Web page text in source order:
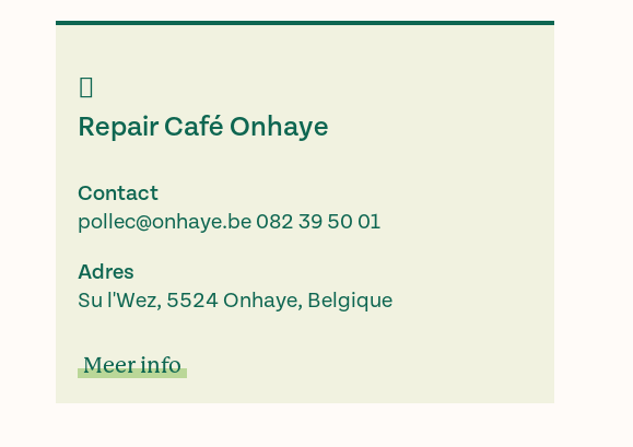
Repair Café Onhaye
Contact
pollec@onhaye.be 082 39 50 01
Adres
Su l'Wez, 5524 Onhaye, Belgique
Meer info